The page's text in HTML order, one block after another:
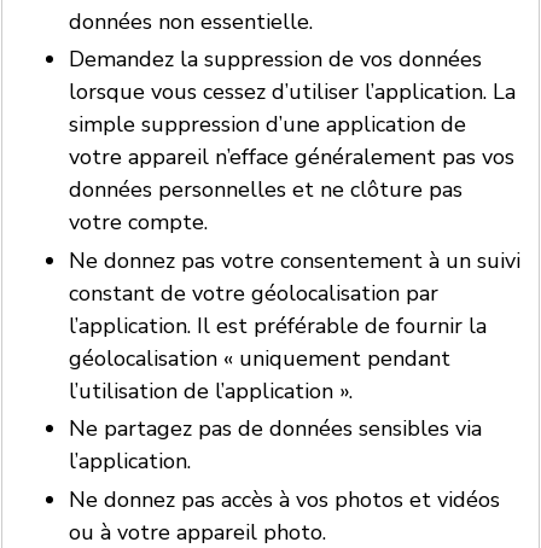
données non essentielle.
Demandez la suppression de vos données
lorsque vous cessez d’utiliser l’application. La
simple suppression d’une application de
votre appareil n’efface généralement pas vos
données personnelles et ne clôture pas
votre compte.
Ne donnez pas votre consentement à un suivi
constant de votre géolocalisation par
l’application. Il est préférable de fournir la
géolocalisation « uniquement pendant
l’utilisation de l’application ».
Ne partagez pas de données sensibles via
l’application.
Ne donnez pas accès à vos photos et vidéos
ou à votre appareil photo.